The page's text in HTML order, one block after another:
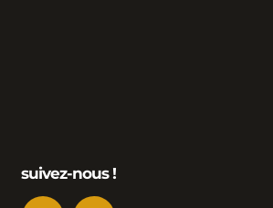
suivez-nous !